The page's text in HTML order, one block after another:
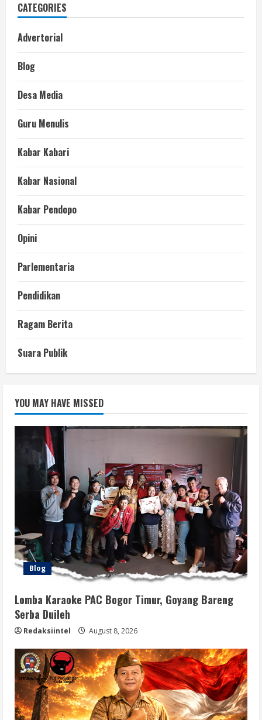
CATEGORIES
Advertorial
Blog
Desa Media
Guru Menulis
Kabar Kabari
Kabar Nasional
Kabar Pendopo
Opini
Parlementaria
Pendidikan
Ragam Berita
Suara Publik
YOU MAY HAVE MISSED
Blog
Lomba Karaoke PAC Bogor Timur, Goyang Bareng
Serba Duileh
Redaksiintel August 8, 2026